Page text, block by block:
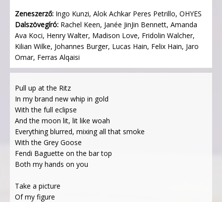
Zeneszerző: Ingo Kunzi, Alok Achkar Peres Petrillo, OHYES
Dalszövegíró: Rachel Keen, Janée JinJin Bennett, Amanda
Ava Koci, Henry Walter, Madison Love, Fridolin Walcher,
Kilian Wilke, Johannes Burger, Lucas Hain, Felix Hain, Jaro
Omar, Ferras Alqaisi
Pull up at the Ritz
In my brand new whip in gold
With the full eclipse
And the moon lit, lit like woah
Everything blurred, mixing all that smoke
With the Grey Goose
Fendi Baguette on the bar top
Both my hands on you
Take a picture
Of my figure